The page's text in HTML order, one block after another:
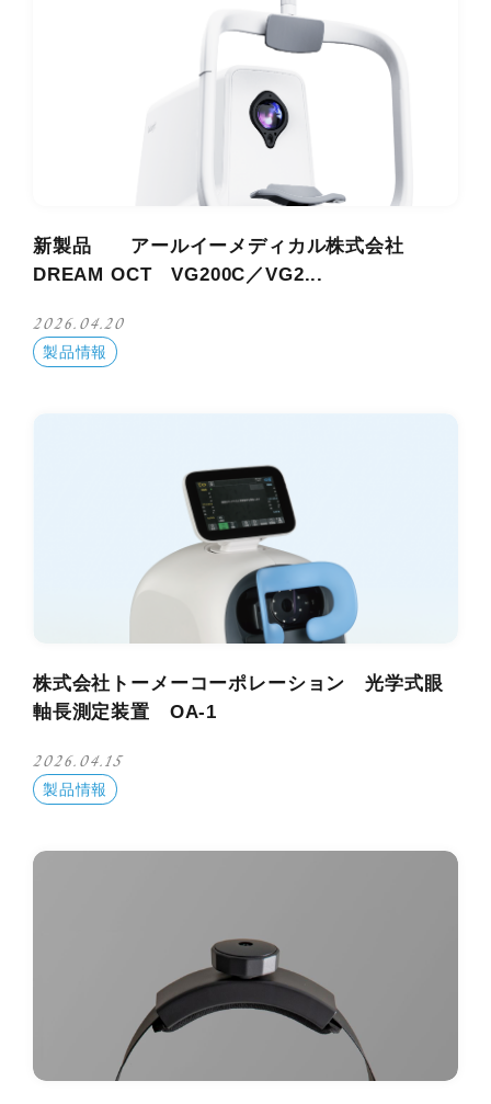
新製品 アールイーメディカル株式会社
DREAM OCT VG200C／VG2...
2026.04.20
製品情報
株式会社トーメーコーポレーション 光学式眼
軸長測定装置 OA-1
2026.04.15
製品情報